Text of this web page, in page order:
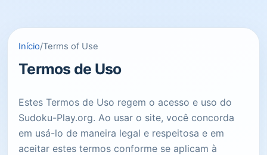
Início/Terms of Use
Termos de Uso
Estes Termos de Uso regem o acesso e uso do
Sudoku-Play.org. Ao usar o site, você concorda
em usá-lo de maneira legal e respeitosa e em
aceitar estes termos conforme se aplicam à